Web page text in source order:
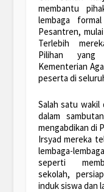
membantu
lembaga
Pesantren,
Terlebih
Pilihan yang
Kementerian
peserta di
Salah satu wakil
dalam
mengabdikan di
Irsyad mereka
lembaga-
seperti
sekolah,
induk siswa dan